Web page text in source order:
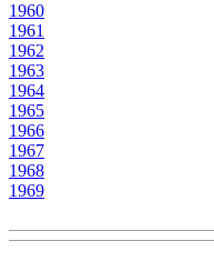
1960
1961
1962
1963
1964
1965
1966
1967
1968
1969